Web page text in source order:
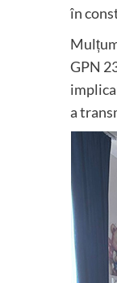
în
GPN
a